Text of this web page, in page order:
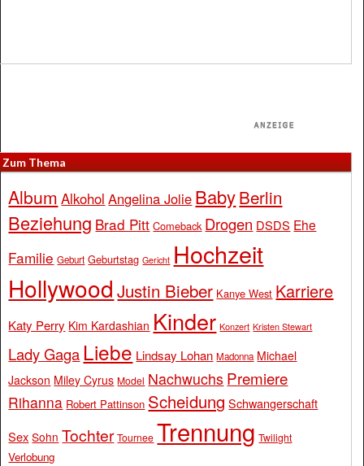
Zum Thema
Album Alkohol Angelina Jolie BabyBerlin
Beziehung Brad Pitt Comeback Drogen DSDS Ehe
Familie Geburt Geburtstag Gericht Hochzeit
Hollywood Justin Bieber Kanye West Karriere
Katy Perry Kim Kardashian Kinder Konzert Kristen Stewart
Lady Gaga Liebe Lindsay Lohan Madonna Michael
Jackson Miley Cyrus Model Nachwuchs Premiere
Rihanna Robert Pattinson Scheidung Schwangerschaft
Sex Sohn Tochter Tournee Trennung Twilight
Verlobung